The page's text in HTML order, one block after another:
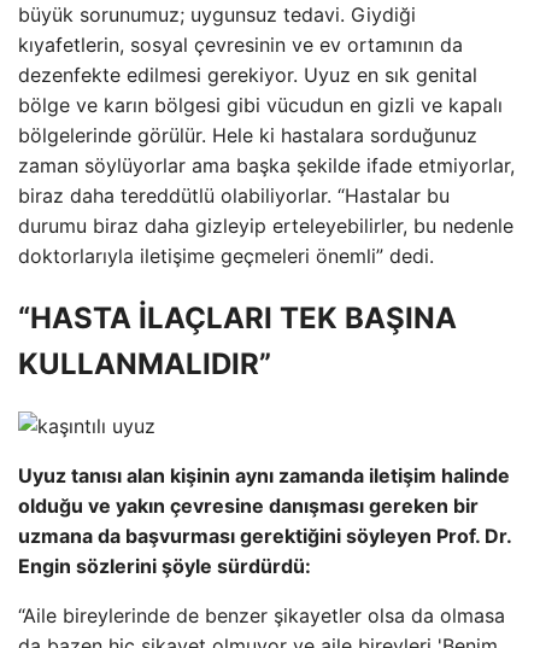
büyük sorunumuz; uygunsuz tedavi. Giydiği
kıyafetlerin, sosyal çevresinin ve ev ortamının da
dezenfekte edilmesi gerekiyor. Uyuz en sık genital
bölge ve karın bölgesi gibi vücudun en gizli ve kapalı
bölgelerinde görülür. Hele ki hastalara sorduğunuz
zaman söylüyorlar ama başka şekilde ifade etmiyorlar,
biraz daha tereddütlü olabiliyorlar. “Hastalar bu
durumu biraz daha gizleyip erteleyebilirler, bu nedenle
doktorlarıyla iletişime geçmeleri önemli” dedi.
“HASTA İLAÇLARI TEK BAŞINA
KULLANMALIDIR”
Uyuz tanısı alan kişinin aynı zamanda iletişim halinde
olduğu ve yakın çevresine danışması gereken bir
uzmana da başvurması gerektiğini söyleyen Prof. Dr.
Engin sözlerini şöyle sürdürdü:
“Aile bireylerinde de benzer şikayetler olsa da olmasa